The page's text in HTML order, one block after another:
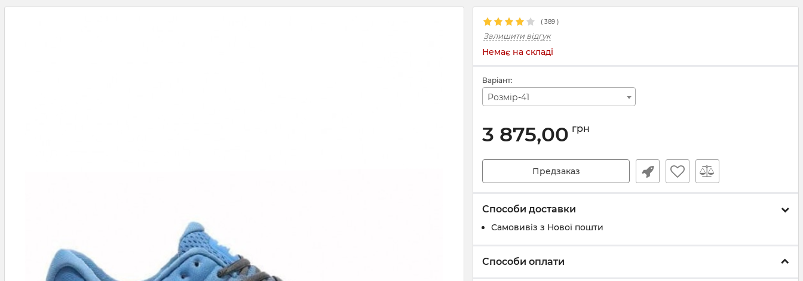
( 389 )
Залишити відгук
Немає на складі
Варіант:
Розмір-41
3 875,00 грн
Предзаказ
Способи доставки
Самовивіз з Нової пошти
Способи оплати